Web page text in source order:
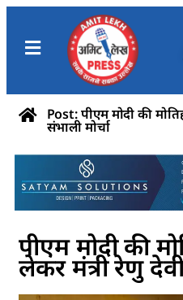
Post: पीएम मोदी की
संभाली मोर्चा
पीएम मोदी की
लेकर मंत्री रेणु